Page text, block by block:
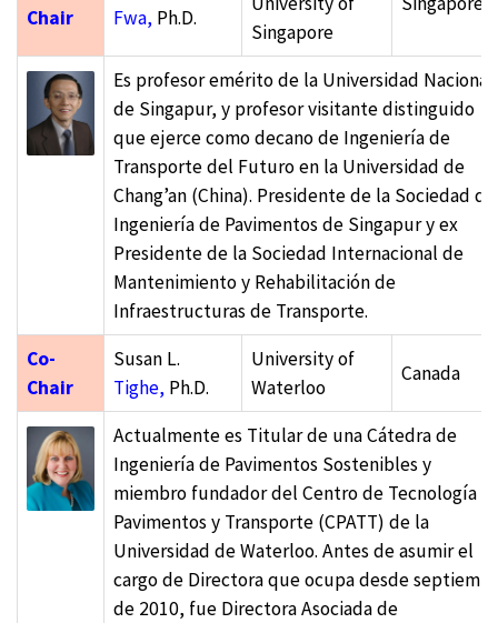
Chair
Fwa, Ph.D.
Singapore
Es profesor emérito de la Universidad Nacional
de Singapur, y profesor visitante distinguido
que ejerce como decano de Ingeniería de
Transporte del Futuro en la Universidad de
Chang’an (China). Presidente de la Sociedad de
Ingeniería de Pavimentos de Singapur y ex
Presidente de la Sociedad Internacional de
Mantenimiento y Rehabilitación de
Infraestructuras de Transporte.
Co-
Chair
Susan L.
Tighe, Ph.D.
University of
Waterloo
Canada
Actualmente es Titular de una Cátedra de
Ingeniería de Pavimentos Sostenibles y
miembro fundador del Centro de Tecnología
Pavimentos y Transporte (CPATT) de la
Universidad de Waterloo. Antes de asumir el
cargo de Directora que ocupa desde
de 2010, fue Directora Asociada de